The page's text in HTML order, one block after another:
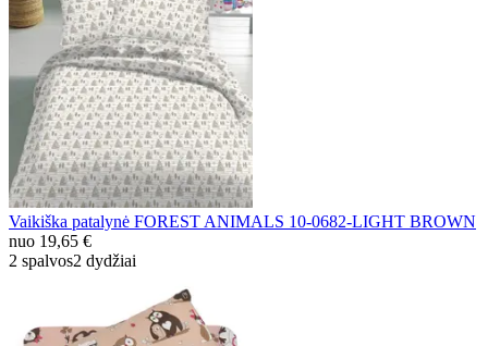
Vaikiška patalynė FOREST ANIMALS 10-0682-LIGHT BROWN
nuo 19,65 €
2 spalvos2 dydžiai